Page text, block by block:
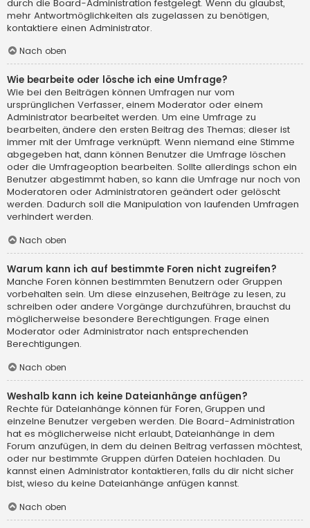
durch die Board-Administration festgelegt. Wenn du glaubst,
mehr Antwortmöglichkeiten als zugelassen zu benötigen,
kontaktiere einen Administrator.
Nach oben
Wie bearbeite oder lösche ich eine Umfrage?
Wie bei den Beiträgen können Umfragen nur vom
ursprünglichen Verfasser, einem Moderator oder einem
Administrator bearbeitet werden. Um eine Umfrage zu
bearbeiten, ändere den ersten Beitrag des Themas; dieser ist
immer mit der Umfrage verknüpft. Wenn niemand eine Stimme
abgegeben hat, dann können Benutzer die Umfrage löschen
oder die Umfrageoption bearbeiten. Sollte allerdings schon ein
Benutzer abgestimmt haben, so kann die Umfrage nur noch von
Moderatoren oder Administratoren geändert oder gelöscht
werden. Dadurch soll die Manipulation von laufenden Umfragen
verhindert werden.
Nach oben
Warum kann ich auf bestimmte Foren nicht zugreifen?
Manche Foren können bestimmten Benutzern oder Gruppen
vorbehalten sein. Um diese einzusehen, Beiträge zu lesen, zu
schreiben oder andere Vorgänge durchzuführen, brauchst du
möglicherweise besondere Berechtigungen. Frage einen
Moderator oder Administrator nach entsprechenden
Berechtigungen.
Nach oben
Weshalb kann ich keine Dateianhänge anfügen?
Rechte für Dateianhänge können für Foren, Gruppen und
einzelne Benutzer vergeben werden. Die Board-Administration
hat es möglicherweise nicht erlaubt, Dateianhänge in dem
Forum anzufügen, in dem du deinen Beitrag verfassen möchtest,
oder nur bestimmte Gruppen dürfen Dateien hochladen. Du
kannst einen Administrator kontaktieren, falls du dir nicht sicher
bist, wieso du keine Dateianhänge anfügen kannst.
Nach oben